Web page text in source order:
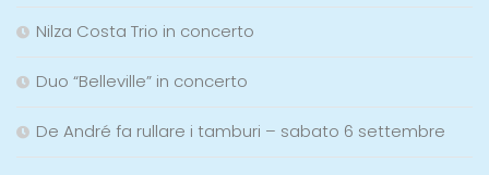
Nilza Costa Trio in concerto
Duo “Belleville” in concerto
De André fa rullare i tamburi – sabato 6 settembre